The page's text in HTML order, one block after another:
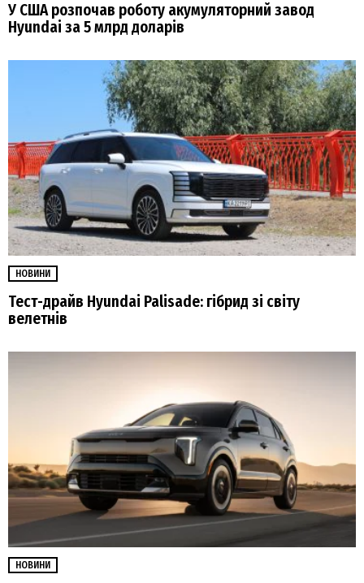
У США розпочав роботу акумуляторний завод
Hyundai за 5 млрд доларів
НОВИНИ
Тест-драйв Hyundai Palisade: гібрид зі світу
велетнів
НОВИНИ